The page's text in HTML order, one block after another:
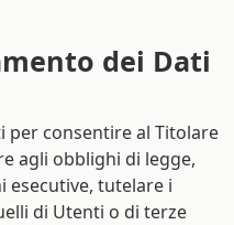
dei Dati
per consentire al Titolare
agli obblighi di legge,
esecutive, tutelare i
di Utenti o di terze